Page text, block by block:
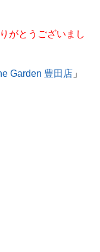
がとうございまし
Garden 豊田店」